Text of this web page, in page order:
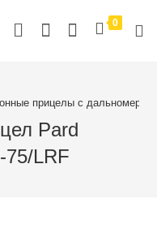
0
прицелы с дальномером
Pard
75/LRF